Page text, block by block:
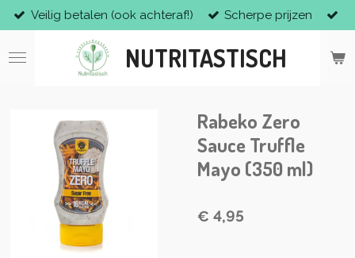
Ga
direct
naar
NUTRITASTISCH
Veilig betalen (ook achteraf!) Scherpe prijzen
Rabeko Zero
Sauce Truffle
Mayo (350 ml)
€ 4,95